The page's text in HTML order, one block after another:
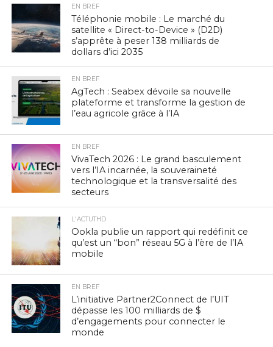
EN BREF
Téléphonie mobile : Le marché du
satellite « Direct-to-Device » (D2D)
s’apprête à peser 138 milliards de
dollars d’ici 2035
EN BREF
AgTech : Seabex dévoile sa nouvelle
plateforme et transforme la gestion de
l’eau agricole grâce à l’IA
EN BREF
VivaTech 2026 : Le grand basculement
vers l’IA incarnée, la souveraineté
technologique et la transversalité des
secteurs
L'ACTUTHD
Ookla publie un rapport qui redéfinit ce
qu’est un “bon” réseau 5G à l’ère de l’IA
mobile
EN BREF
L’initiative Partner2Connect de l’UIT
dépasse les 100 milliards de $
d’engagements pour connecter le
monde